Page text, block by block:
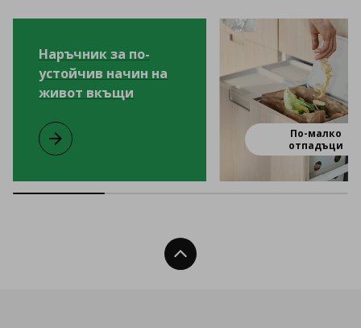
Наръчник за по-
устойчив начин на
живот вкъщи
Наръчник за по-устойчив начин на живот вкъщи
По-малко
отпадъци
Нагоре